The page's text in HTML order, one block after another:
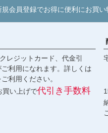
規会員登録でお得に便利にお買い
レジットカード、代金引
利用になれます。詳しくは
ご利用ください。
買い上げで代引き手数料